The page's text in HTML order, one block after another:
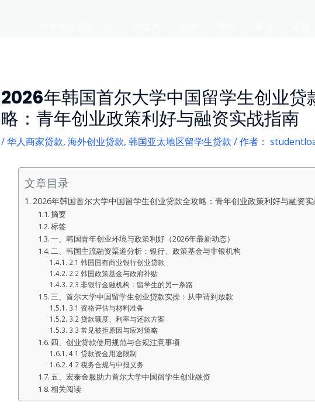
2026年韩国首尔大学中国留学生创业贷
略：青年创业政策利好与融资实战指南
/华人商家贷款, 海外创业贷款, 韩国亚太地区留学生贷款 / 作者：
文章目录
2026年韩国首尔大学中国留学生创业贷款全攻略：青年创业政策利好与融资
摘要
标签
一、韩国青年创业环境与政策利好（2026年最新动态）
二、韩国主流融资渠道分析：银行、政策基金与非银机构
2.1 韩国国有商业银行创业贷款
2.2 韩国政策基金与政府补贴
2.3 非银行金融机构：留学生的另一条路
三、首尔大学中国留学生创业贷款实操：从申请到放款
3.1 资格评估与材料准备
3.2 贷款额度、利率与还款方案
3.3 常见被拒原因与应对策略
四、创业贷款使用规范与合规注意事项
4.1 贷款资金用途限制
4.2 税务合规与申报义务
五、宏泰金服助力首尔大学中国留学生创业融资
相关阅读